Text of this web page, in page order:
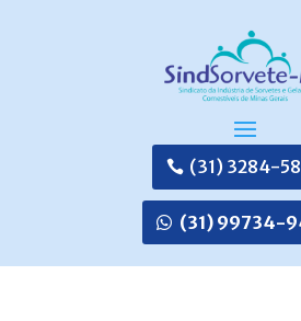
(31) 3284-
(31) 99734-